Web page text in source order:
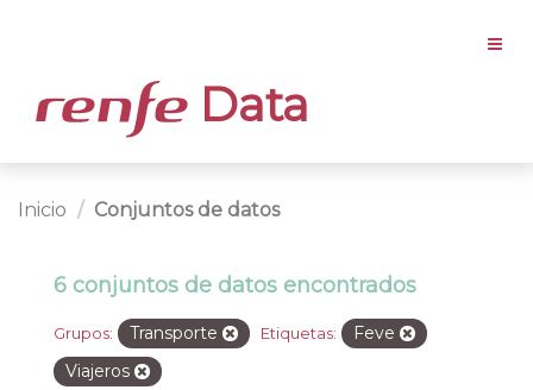
Data
Inicio Conjuntos de datos
6 conjuntos de datos encontrados
Grupos: Transporte Etiquetas:
Feve
Viajeros